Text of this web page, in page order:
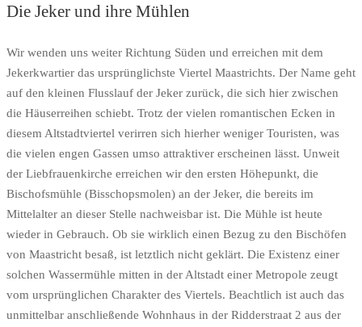
Die Jeker und ihre Mühlen
Wir wenden uns weiter Richtung Süden und erreichen mit dem
Jekerkwartier das ursprünglichste Viertel Maastrichts. Der Name geht
auf den kleinen Flusslauf der Jeker zurück, die sich hier zwischen
die Häuserreihen schiebt. Trotz der vielen romantischen Ecken in
diesem Altstadtviertel verirren sich hierher weniger Touristen, was
die vielen engen Gassen umso attraktiver erscheinen lässt. Unweit
der Liebfrauenkirche erreichen wir den ersten Höhepunkt, die
Bischofsmühle (Bisschopsmolen) an der Jeker, die bereits im
Mittelalter an dieser Stelle nachweisbar ist. Die Mühle ist heute
wieder in Gebrauch. Ob sie wirklich einen Bezug zu den Bischöfen
von Maastricht besaß, ist letztlich nicht geklärt. Die Existenz einer
solchen Wassermühle mitten in der Altstadt einer Metropole zeugt
vom ursprünglichen Charakter des Viertels. Beachtlich ist auch das
unmittelbar anschließende Wohnhaus in der Ridderstraat 2 aus der